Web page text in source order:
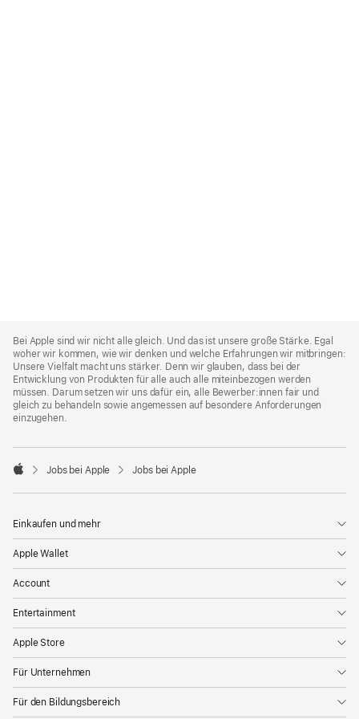
Footer
Bei Apple sind wir nicht alle gleich. Und das ist unsere große Stärke. Egal
woher wir kommen, wie wir denken und welche Erfahrungen wir mitbringen:
Unsere Vielfalt macht uns stärker. Denn wir glauben, dass bei der
Entwicklung von Produkten für alle auch alle miteinbezogen werden
müssen. Darum setzen wir uns dafür ein, alle Bewerber:innen fair und
gleich zu behandeln sowie angemessen auf besondere Anforderungen
einzugehen.

Jobs bei Apple Jobs bei Apple
Einkaufen und mehr
Apple Wallet
Account
Entertainment
Apple Store
Für Unternehmen
Für den Bildungsbereich